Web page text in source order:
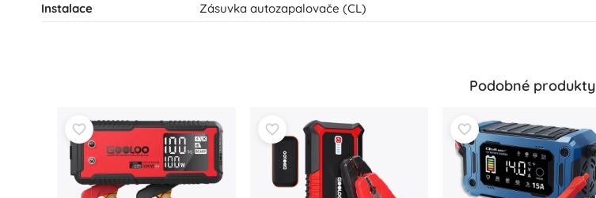
Instalace
Zásuvka autozapalovače (CL)
Podobné produkty